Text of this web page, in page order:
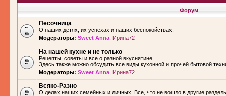
Форум
Песочница
О наших детях, их успехах и наших беспокойствах.
Модераторы: Sweet Anna Ирина72
На нашей кухне и не только
Рецепты, советы и все о разной вкуснятине.
Здесь также можно обсудить все виды кухонной и прочей бытовой
Модераторы: Sweet Anna Ирина72
Всяко-Разно
О делах наших семейных и личных. Все, что не вошло в другие